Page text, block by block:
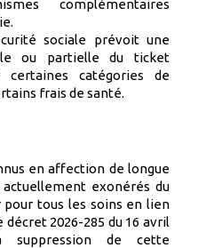
complémentaires
sociale prévoit une
ou partielle du ticket
certaines catégories de
frais de santé.
en affection de longue
exonérés du
tous les soins en lien
décret 2026-285 du 16 avril
suppression de cette